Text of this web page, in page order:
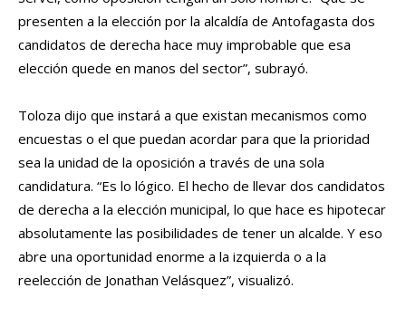
presenten a la elección por la alcaldía de Antofagasta dos
candidatos de derecha hace muy improbable que esa
elección quede en manos del sector”, subrayó.
Toloza dijo que instará a que existan mecanismos como
encuestas o el que puedan acordar para que la prioridad
sea la unidad de la oposición a través de una sola
candidatura. “Es lo lógico. El hecho de llevar dos candidatos
de derecha a la elección municipal, lo que hace es hipotecar
absolutamente las posibilidades de tener un alcalde. Y eso
abre una oportunidad enorme a la izquierda o a la
reelección de Jonathan Velásquez”, visualizó.